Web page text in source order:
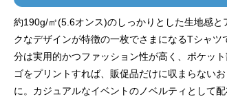
約190g/㎡(5.6オンス)のしっかりとした生地感と
クなデザインが特徴の一枚でさまになるTシャツ
分は実用的かつファッション性が高く、ポケッ
ゴをプリントすれば、販促品だけに収まらない
に。カジュアルなイベントのノベルティとして